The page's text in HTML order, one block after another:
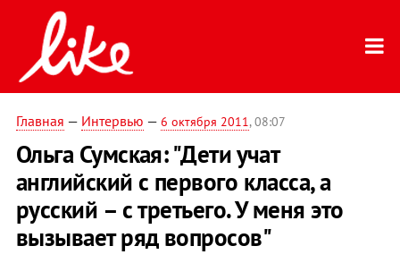
Главная — Интервью — 6 октября 2011, 08:07
Ольга Сумская: "Дети учат
английский с первого класса, а
русский – с третьего. У меня это
вызывает ряд вопросов"